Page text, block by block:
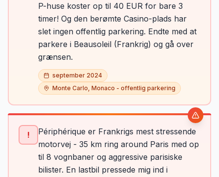
P-huse koster op til 40 EUR for bare 3
timer! Og den berømte Casino-plads har
slet ingen offentlig parkering. Endte med at
parkere i Beausoleil (Frankrig) og gå over
grænsen.
september 2024
Monte Carlo, Monaco - offentlig parkering
!
Périphérique er Frankrigs mest stressende
motorvej - 35 km ring around Paris med op
til 8 vognbaner og aggressive parisiske
bilister. En lastbil pressede mig ind i